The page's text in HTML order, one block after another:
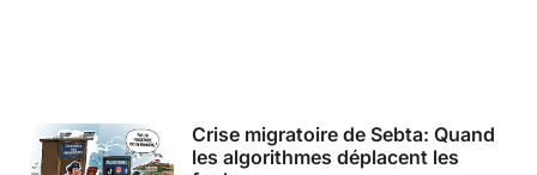
Crise migratoire de Sebta: Quand
les algorithmes déplacent les